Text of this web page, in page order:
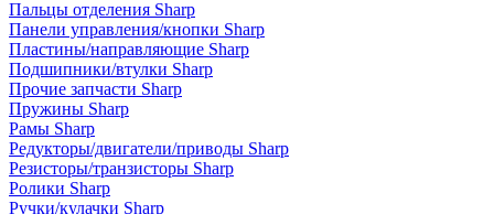
Пальцы отделения Sharp
Панели управления/кнопки Sharp
Пластины/направляющие Sharp
Подшипники/втулки Sharp
Прочие запчасти Sharp
Пружины Sharp
Рамы Sharp
Редукторы/двигатели/приводы Sharp
Резисторы/транзисторы Sharp
Ролики Sharp
Ручки/кулачки Sharp